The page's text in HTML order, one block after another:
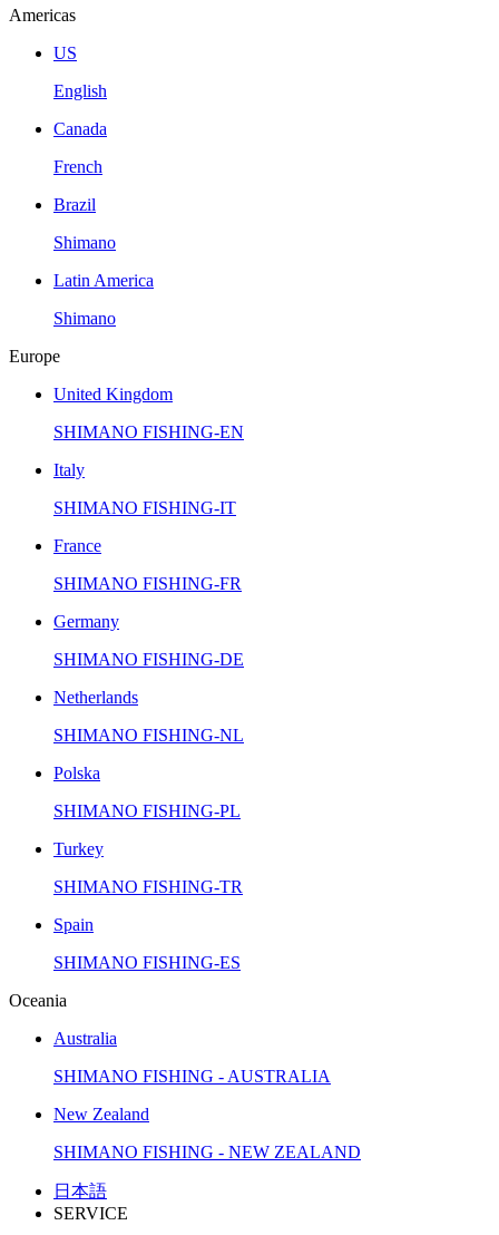
Americas
US
English
Canada
French
Brazil
Shimano
Latin America
Shimano
Europe
United Kingdom
SHIMANO FISHING-EN
Italy
SHIMANO FISHING-IT
France
SHIMANO FISHING-FR
Germany
SHIMANO FISHING-DE
Netherlands
SHIMANO FISHING-NL
Polska
SHIMANO FISHING-PL
Turkey
SHIMANO FISHING-TR
Spain
SHIMANO FISHING-ES
Oceania
Australia
SHIMANO FISHING - AUSTRALIA
New Zealand
SHIMANO FISHING - NEW ZEALAND
日本語
SERVICE